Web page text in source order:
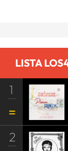
LISTA
1
2